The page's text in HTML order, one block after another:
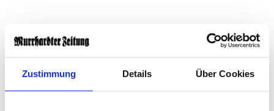
Zustimmung Details Über Cookies